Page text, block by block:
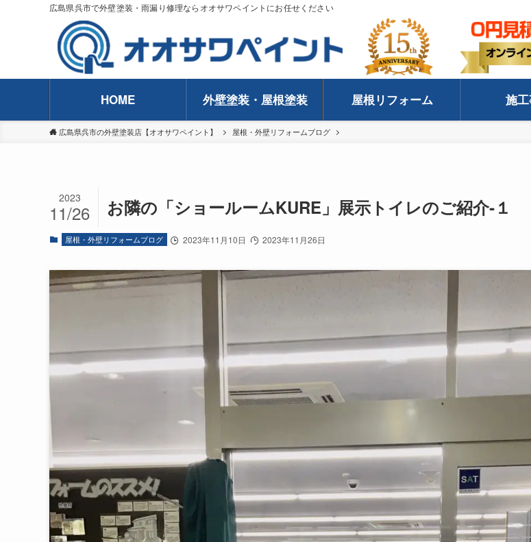
広島県呉市で外壁塗装・雨漏り修理ならオオサワペイントにお任せください
HOME 外壁塗装・屋根塗装 屋根リフォーム 施
広島県呉市の外壁塗装店【オオサワペイント】 屋根・外壁リフォームブログ
お隣の「ショールームKURE」展示トイレのご紹介‐１
2023
11/26
屋根・外壁リフォームブログ 2023年11月10日 2023年11月26日